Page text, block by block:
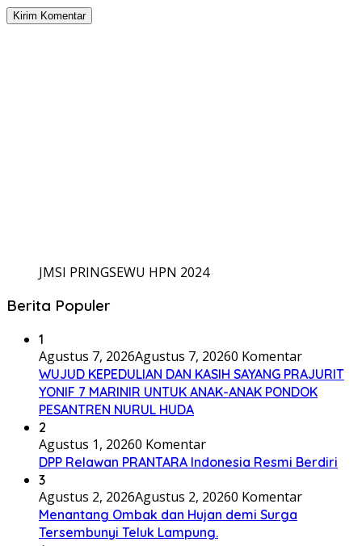
JMSI PRINGSEWU HPN 2024
Berita Populer
1
Agustus 7, 2026Agustus 7, 20260 Komentar
WUJUD KEPEDULIAN DAN KASIH SAYANG PRAJURIT
YONIF 7 MARINIR UNTUK ANAK-ANAK PONDOK
PESANTREN NURUL HUDA
2
Agustus 1, 20260 Komentar
DPP Relawan PRANTARA Indonesia Resmi Berdiri
3
Agustus 2, 2026Agustus 2, 20260 Komentar
Menantang Ombak dan Hujan demi Surga
Tersembunyi Teluk Lampung.